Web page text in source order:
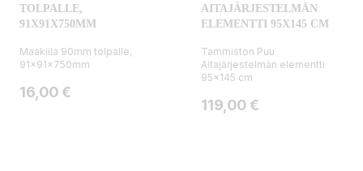
TOLPALLE,
91X91X750MM
Maakiila 90mm tolpalle,
91x91x750mm
Hinta
16,00 €
AITAJÄRJESTELMÄN
ELEMENTTI 95X145 CM
Tammiston Puu
Aitajärjestelmän elementti
95x145 cm
Hinta
119,00 €